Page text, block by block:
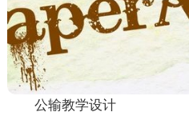
公输教学设计